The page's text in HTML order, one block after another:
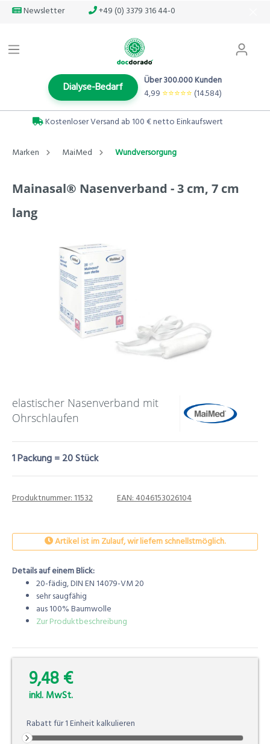
Newsletter +49 (0) 3379 316 44-0
Dialyse-Bedarf
Über 300.000 Kunden
4,99 ⭐️⭐️⭐️⭐️⭐️(14.584)
Kostenloser Versand ab 100 € netto Einkaufswert
Marken MaiMed Wundversorgung
Mainasal® Nasenverband - 3 cm, 7 cm
lang
elastischer Nasenverband mit
Ohrschlaufen
1 Packung = 20 Stück
Produktnummer:11532 EAN:4046153026104
Artikel ist im Zulauf, wir liefern schnellstmöglich.
Details auf einem Blick:
20-fädig, DIN EN 14079-VM 20
sehr saugfähig
aus 100% Baumwolle
Zur Produktbeschreibung
9,48 €
inkl. MwSt.
Rabatt für1Einheitkalkulieren